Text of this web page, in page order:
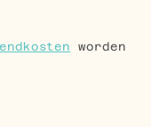
worden